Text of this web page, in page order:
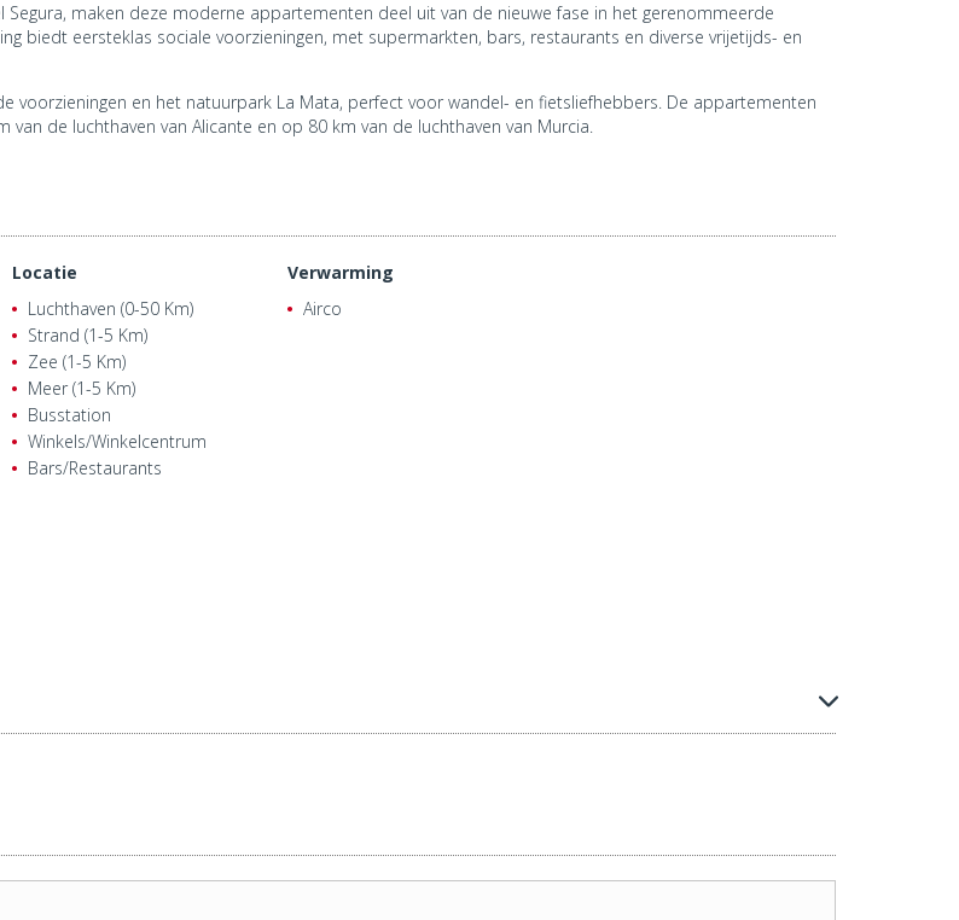
maken deze moderne appartementen deel uit van de nieuwe fase in het gerenommeerde
biedt eersteklas sociale voorzieningen, met supermarkten, bars, restaurants en diverse vrijetijds- en
voorzieningen en het natuurpark La Mata, perfect voor wandel- en fietsliefhebbers. De appartementen
de luchthaven van Alicante en op 80 km van de luchthaven van Murcia.
Locatie
Luchthaven (0-50 Km)
Strand (1-5 Km)
Zee (1-5 Km)
Meer (1-5 Km)
Busstation
Winkels/Winkelcentrum
Bars/Restaurants
Verwarming
Airco